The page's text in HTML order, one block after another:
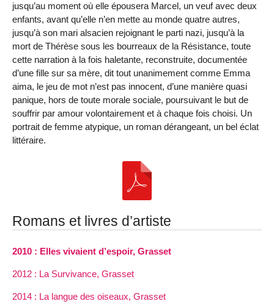
jusqu’au moment où elle épousera Marcel, un veuf avec deux
enfants, avant qu’elle n’en mette au monde quatre autres,
jusqu’à son mari alsacien rejoignant le parti nazi, jusqu’à la
mort de Thérèse sous les bourreaux de la Résistance, toute
cette narration à la fois haletante, reconstruite, documentée
d’une fille sur sa mère, dit tout unanimement comme Emma
aima, le jeu de mot n’est pas innocent, d’une manière quasi
panique, hors de toute morale sociale, poursuivant le but de
souffrir par amour volontairement et à chaque fois choisi. Un
portrait de femme atypique, un roman dérangeant, un bel éclat
littéraire.
Romans et livres d’artiste
2010 : Elles vivaient d’espoir, Grasset
2012 : La Survivance, Grasset
2014 : La langue des oiseaux, Grasset